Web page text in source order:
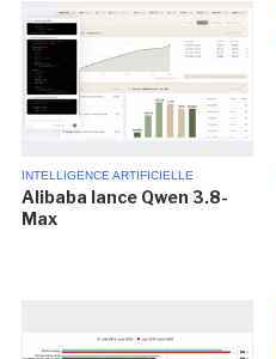
INTELLIGENCE ARTIFICIELLE
Alibaba lance Qwen 3.8-
Max